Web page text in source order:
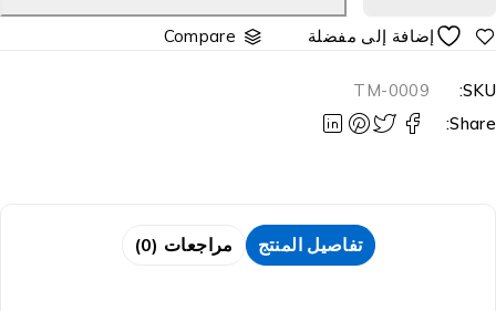
Compare
TM-0009
تفاصيل المنتج مراجعات (0)